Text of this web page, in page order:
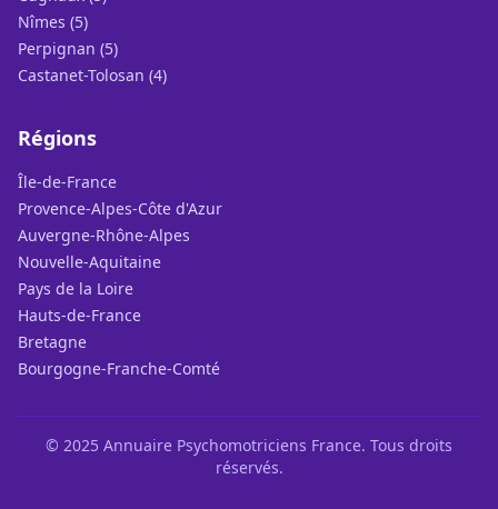
Nîmes (5)
Perpignan (5)
Castanet-Tolosan (4)
Régions
Île-de-France
Provence-Alpes-Côte d'Azur
Auvergne-Rhône-Alpes
Nouvelle-Aquitaine
Pays de la Loire
Hauts-de-France
Bretagne
Bourgogne-Franche-Comté
© 2025 Annuaire Psychomotriciens France. Tous droits
réservés.